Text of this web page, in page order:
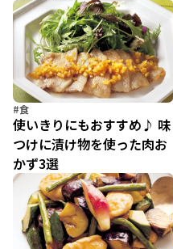
#食
使いきりにもおすすめ♪ 味
つけに漬け物を使った肉お
かず3選